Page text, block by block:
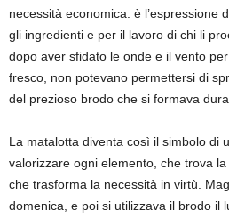
necessità economica: è l’espressione
gli ingredienti e per il lavoro di chi li
dopo aver sfidato le onde e il vento
fresco, non potevano permettersi di
del prezioso brodo che si formava
La matalotta diventa così il simbolo di
valorizzare ogni elemento, che trova
che trasforma la necessità in virtù.
domenica, e poi si utilizzava il brodo il